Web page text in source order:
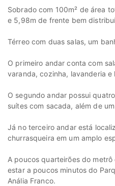
Sobrado com 100m² de área
e 5,98m de frente bem
Térreo com duas salas, um
O primeiro andar conta com
varanda, cozinha, lavanderia e
O segundo andar possui
suítes com sacada, além de
Já no terceiro andar está
churrasqueira em um amplo
A poucos quarteirões do
estar a poucos minutos do
Anália Franco.